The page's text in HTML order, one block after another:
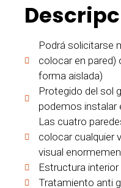
Podrá solicitarse
colocar en pared)
forma aislada)
Protegido del sol
podemos instalar
Las cuatro
colocar cualquier
visual
Estructura interior
Tratamiento anti